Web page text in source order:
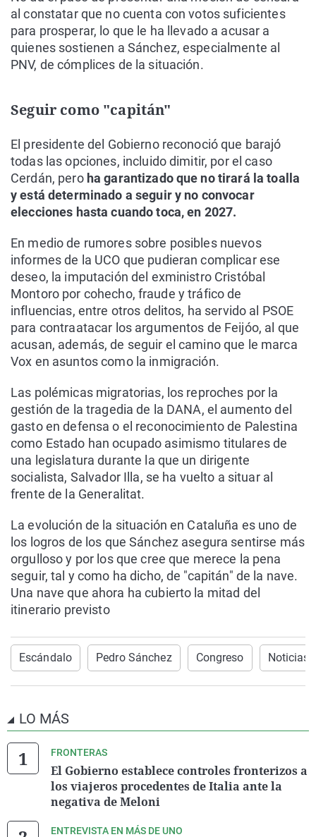
al constatar que no cuenta con votos suficientes
para prosperar, lo que le ha llevado a acusar a
quienes sostienen a Sánchez, especialmente al
PNV, de cómplices de la situación.
Seguir como "capitán"
El presidente del Gobierno reconoció que barajó
todas las opciones, incluido dimitir, por el caso
Cerdán, pero ha garantizado que no tirará la toalla
y está determinado a seguir y no convocar
elecciones hasta cuando toca, en 2027.
En medio de rumores sobre posibles nuevos
informes de la UCO que pudieran complicar ese
deseo, la imputación del exministro Cristóbal
Montoro por cohecho, fraude y tráfico de
influencias, entre otros delitos, ha servido al PSOE
para contraatacar los argumentos de Feijóo, al que
acusan, además, de seguir el camino que le marca
Vox en asuntos como la inmigración.
Las polémicas migratorias, los reproches por la
gestión de la tragedia de la DANA, el aumento del
gasto en defensa o el reconocimiento de Palestina
como Estado han ocupado asimismo titulares de
una legislatura durante la que un dirigente
socialista, Salvador Illa, se ha vuelto a situar al
frente de la Generalitat.
La evolución de la situación en Cataluña es uno de
los logros de los que Sánchez asegura sentirse más
orgulloso y por los que cree que merece la pena
seguir, tal y como ha dicho, de "capitán" de la nave.
Una nave que ahora ha cubierto la mitad del
itinerario previsto
Escándalo Pedro Sánchez Congreso Noticias
LO MÁS
FRONTERAS
El Gobierno establece controles fronterizos a
los viajeros procedentes de Italia ante la
negativa de Meloni
ENTREVISTA EN MÁS DE UNO